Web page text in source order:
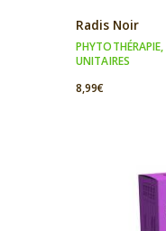
Radis Noir
PHYTOTHÉRAPIE,
UNITAIRES
8,99€